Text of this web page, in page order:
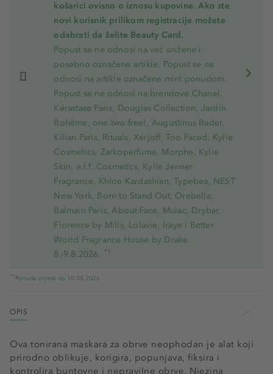
košarici ovisno o iznosu kupovine. Ako ste
novi korisnik prilikom registracije možete
odabrati da želite Beauty Card.
Popust se ne odnosi na već snižene i
posebno označene artikle. Popust se ne
odnosi na artikle označene mint ponudom.
Popust se ne odnosi na brendove Chanel,
Kérastase Paris, Douglas Collection, Jardin
Bohème, one.two.free!, Augustinus Bader,
Kilian Paris, Rituals, Xerjoff, Too Faced, Kylie
Cosmetics, Zarkoperfume, Morphe, Kylie
Skin, e.l.f. Cosmetics, Kylie Jenner
Fragrance, Khloe Kardashian, Typebea, NEST
New York, Born to Stand Out, Orebella,
Balmain Paris, About-Face, Mulac, Drybar,
Florence by Mills, Lolavie, Iraye i Better
World Fragrance House by Drake.
8.-9.8.2026. *1
*1 Ponuda vrijedi do 10.08.2026
OPIS
Ova tonirana maskara za obrve neophodan je alat koji
prirodno oblikuje, korigira, popunjava, fiksira i
kontrolira buntovne i nepravilne obrve. Njezina